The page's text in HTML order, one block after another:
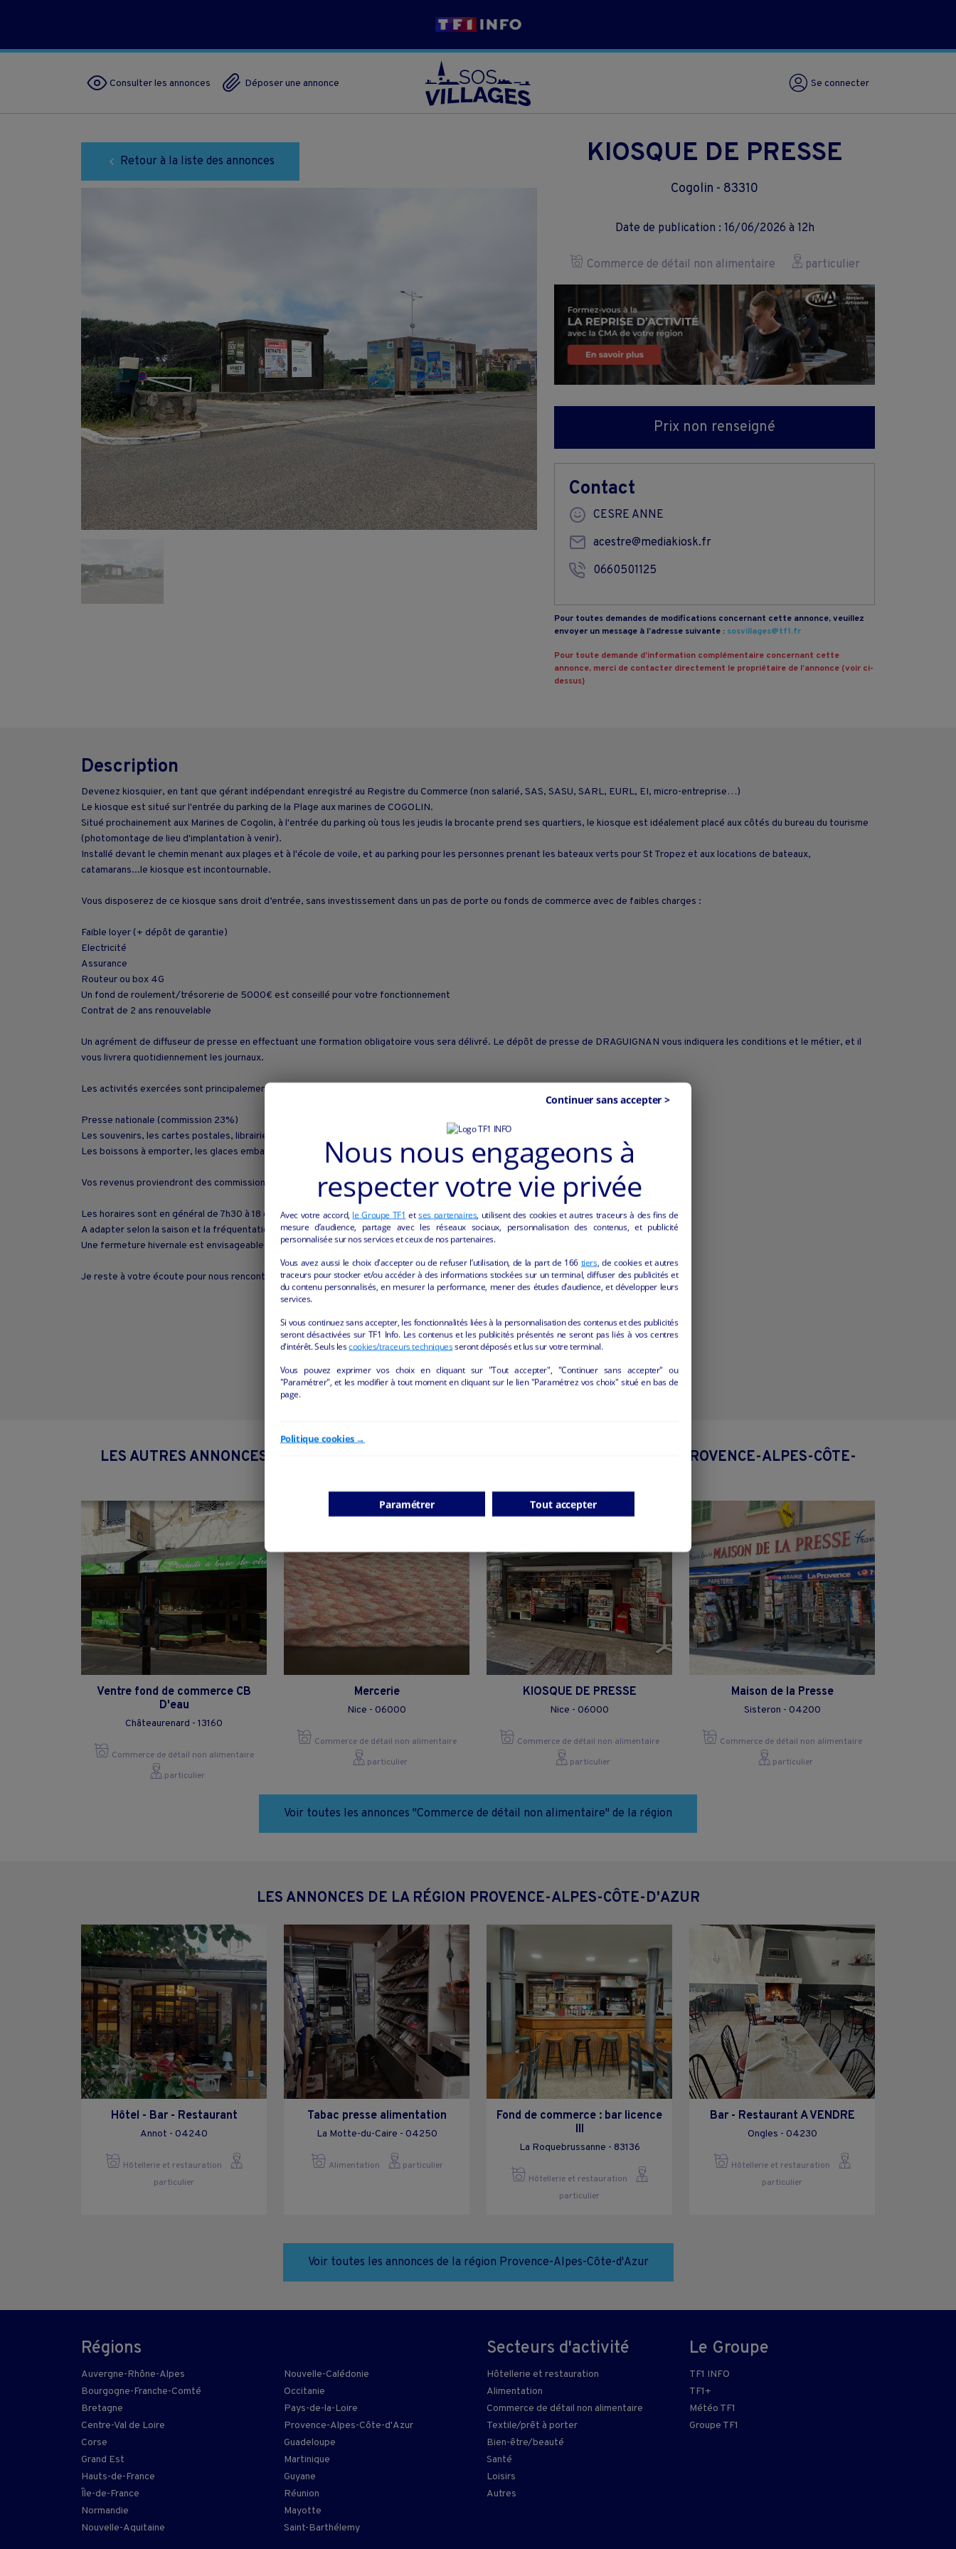
Consulter les annonces Déposer une annonce Se connecter
Retour à la liste des annonces KIOSQUE DE PRESSE
Cogolin - 83310
Date de publication : 16/06/2026 à 12h
Commerce de détail non alimentaire particulier
Prix non renseigné
Contact
CESRE ANNE
acestre@mediakiosk.fr
0660501125
Pour toutes demandes de modifications concernant cette annonce, veuillez
envoyer un message à l’adresse suivante : sosvillages@tf1.fr
Pour toute demande d’information complémentaire concernant cette
annonce, merci de contacter directement le propriétaire de l’annonce (voir ci-
dessus)
Description
Devenez kiosquier, en tant que gérant indépendant enregistré au Registre du Commerce (non salarié, SAS, SASU, SARL, EURL, EI, micro-entreprise…)
Le kiosque est situé sur l'entrée du parking de la Plage aux marines de COGOLIN.
Situé prochainement aux Marines de Cogolin, à l'entrée du parking où tous les jeudis la brocante prend ses quartiers, le kiosque est idéalement placé aux côtés du bureau du tourisme
(photomontage de lieu d'implantation à venir).
Installé devant le chemin menant aux plages et à l'école de voile, et au parking pour les personnes prenant les bateaux verts pour St Tropez et aux locations de bateaux,
catamarans...le kiosque est incontournable.
Vous disposerez de ce kiosque sans droit d’entrée, sans investissement dans un pas de porte ou fonds de commerce avec de faibles charges :
Faible loyer (+ dépôt de garantie)
Electricité
Assurance
Routeur ou box 4G
Un fond de roulement/trésorerie de 5000€ est conseillé pour votre fonctionnement
Contrat de 2 ans renouvelable
Un agrément de diffuseur de presse en effectuant une formation obligatoire vous sera délivré. Le dépôt de presse de DRAGUIGNAN vous indiquera les conditions et le métier, et il
vous livrera quotidiennement les journaux.
Les activités exercées sont principalement, la presse :
Presse nationale (commission 23%)
Les souvenirs, les cartes postales, librairie, petits colis, bimbeloterie,
Les boissons à emporter, les glaces emballées, les confiseries,...
Vos revenus proviendront des commissions
Les horaires sont en général de 7h30 à 18 ou19h en journée continue
A adapter selon la saison et la fréquentation.
Une fermeture hivernale est envisageable
Je reste à votre écoute pour nous rencontrer et vous apporter plus de détails.
LES AUTRES ANNONCES "COMMERCE DE DÉTAIL NON ALIMENTAIRE" DE LA REGION PROVENCE-ALPES-CÔTE-
Ventre fond de commerce CB
D'eau
Châteaurenard - 13160
Commerce de détail non alimentaire
particulier
Mercerie
Nice - 06000
Commerce de détail non alimentaire
particulier
KIOSQUE DE PRESSE
Nice - 06000
Commerce de détail non alimentaire
particulier
Maison de la Presse
Sisteron - 04200
Commerce de détail non alimentaire
particulier
Voir toutes les annonces "Commerce de détail non alimentaire" de la région
LES ANNONCES DE LA RÉGION PROVENCE-ALPES-CÔTE-D'AZUR
Hôtel - Bar - Restaurant
Annot - 04240
Hôtellerie et restauration
particulier
Tabac presse alimentation
La Motte-du-Caire - 04250
Alimentation particulier
Fond de commerce : bar licence
III
La Roquebrussanne - 83136
Hôtellerie et restauration
particulier
Bar - Restaurant A VENDRE
Ongles - 04230
Hôtellerie et restauration
particulier
Voir toutes les annonces de la région Provence-Alpes-Côte-d'Azur
Régions
Auvergne-Rhône-Alpes
Bourgogne-Franche-Comté
Bretagne
Centre-Val de Loire
Corse
Grand Est
Hauts-de-France
Île-de-France
Normandie
Nouvelle-Aquitaine
Nouvelle-Calédonie
Occitanie
Pays-de-la-Loire
Provence-Alpes-Côte-d'Azur
Guadeloupe
Martinique
Guyane
Réunion
Mayotte
Saint-Barthélemy
Secteurs d'activité
Hôtellerie et restauration
Alimentation
Commerce de détail non alimentaire
Textile/prêt à porter
Bien-être/beauté
Santé
Loisirs
Autres
Le Groupe
TF1 INFO
TF1+
Météo TF1
Groupe TF1
Nous nous engageons à
respecter votre vie privée
Avec votre accord, le Groupe TF1 etses partenaires, utilisent des cookies et autres traceurs à des fins de
mesure d’audience, partage avec les réseaux sociaux, personnalisation des contenus, et publicité
personnalisée sur nos services et ceux de nos partenaires.
Vous avez aussi le choix d'accepter ou de refuser l’utilisation, de la part de 166 tiers, de cookies et autres
traceurs pour stocker et/ou accéder à des informations stockées sur un terminal, diffuser des publicités et
du contenu personnalisés, en mesurer la performance, mener des études d’audience, et développer leurs
services.
Si vous continuez sans accepter, les fonctionnalités liées à la personnalisation des contenus et des publicités
seront désactivées sur TF1 Info. Les contenus et les publicités présentés ne seront pas liés à vos centres
d'intérêt. Seuls lescookies/traceurs techniquesseront déposés et lus sur votre terminal.
Vous pouvez exprimer vos choix en cliquant sur "Tout accepter", "Continuer sans accepter" ou
"Paramétrer", et les modifier à tout moment en cliquant sur le lien "Paramétrez vos choix" situé en bas de
page.
Politique cookies →
Paramétrer
Continuer sans accepter >
Tout accepter